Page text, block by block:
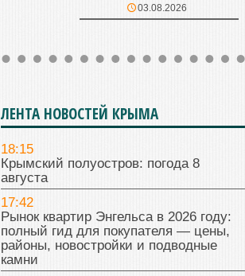
03.08.2026
ЛЕНТА НОВОСТЕЙ КРЫМА
18:15
Крымский полуостров: погода 8
августа
17:42
Рынок квартир Энгельса в 2026 году:
полный гид для покупателя — цены,
районы, новостройки и подводные
камни